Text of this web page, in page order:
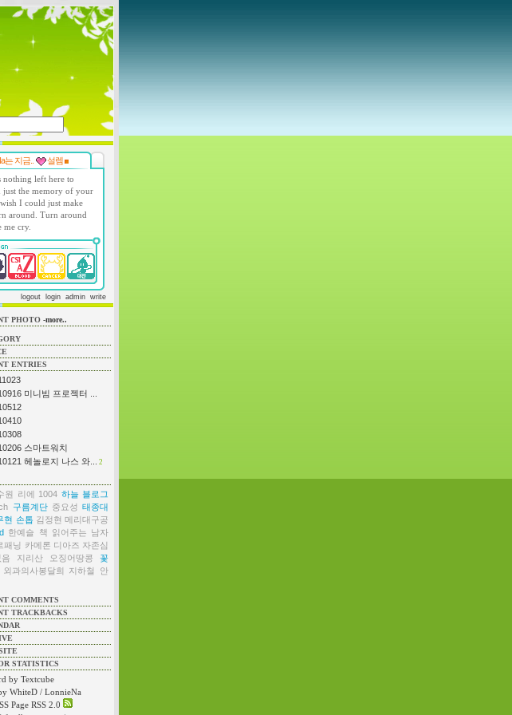
는 지금..
설렘
nothing left here to
just the memory of your
I could just make
around. Turn around
me cry.
logout login admin write
PHOTO -more..
ENTRIES
미니빔 프로젝터 ...
스마트워치
헤놀로지 나스 와...
2
원 리에 1004 하늘 블로그
구름계단 중요성 태종대
현 손톱 김정현 메리대구공
한예슬
책 읽어주는 남자
패닝 카메론 디아즈 자존심
지리산 오징어땅콩
꽃
외과의사봉달희 지하철
안
COMMENTS
TRACKBACKS
STATISTICS
by Textcube
WhiteD / LonnieNa
Page RSS 2.0